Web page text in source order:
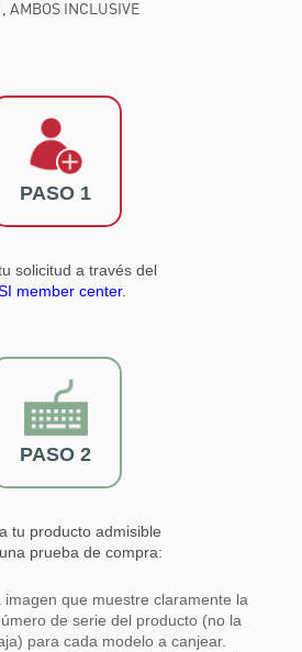
AMBOS INCLUSIVE
PASO 1
solicitud a través del
member center.
PASO 2
tu producto admisible
prueba de compra:
imagen que muestre claramente la
de serie del producto (no la
para cada modelo a canjear.